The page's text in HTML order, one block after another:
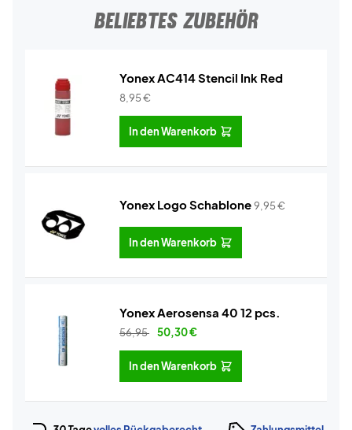
BELIEBTES ZUBEHÖR
Yonex AC414 Stencil Ink Red
8,95€
In den Warenkorb
Yonex Logo Schablone9,95€
In den Warenkorb
Yonex Aerosensa 40 12 pcs.
56,95 50,30€
In den Warenkorb